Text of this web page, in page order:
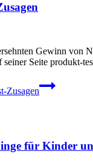
Gewinn von
Seite produkt-
Zusagen
für Kinder